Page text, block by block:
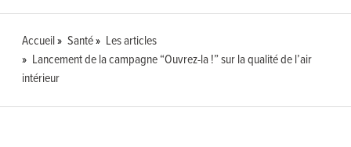
Accueil Santé
Les articles
Lancement de la campagne “Ouvrez-la !” sur la qualité de l’air
intérieur